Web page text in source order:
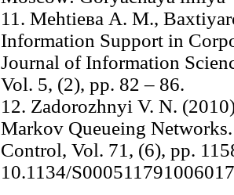
11. Меhtiева А. М.,
Information Support in
Journal of Information
Vol. 5, (2), pp. 82 – 86.
12. Zadorozhnyi V. N.
Markov Queueing
Control, Vol. 71, (6), pp.
10.1134/